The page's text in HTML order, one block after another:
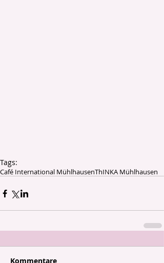
Tags:
Café International MühlhausenThINKA Mühlhausen
Kommentare